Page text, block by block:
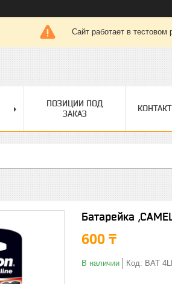
Сайт работает в тестовом
ПОЗИЦИИ ПОД
ЗАКАЗ
Батарейка
600 ₸
В наличии Код: BAT